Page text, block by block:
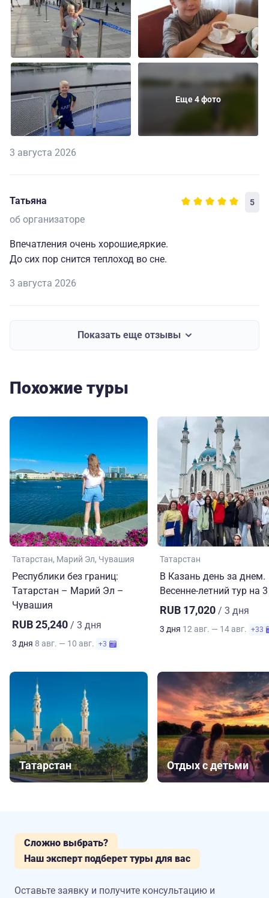
Еще 4 фото
3 августа 2026
Татьяна 5
об организаторе
Впечатления очень хорошие,яркие.
До сих пор снится теплоход во сне.
3 августа 2026
Показать еще отзывы
Похожие туры
Татарстан Марий Эл Чувашия
Республики без границ:
Татарстан – Марий Эл –
Чувашия
RUB 25,240 / 3 дня
3 дня 8 авг. — 10 авг. +3
Татарстан
В Казань день за днем.
Весенне-летний тур на
RUB 17,020 / 3 дня
3 дня 12 авг. — 14 авг. +33
Татарстан Отдых с детьми
Сложно выбрать?
Наш эксперт подберет туры для вас
Оставьте заявку и получите консультацию и